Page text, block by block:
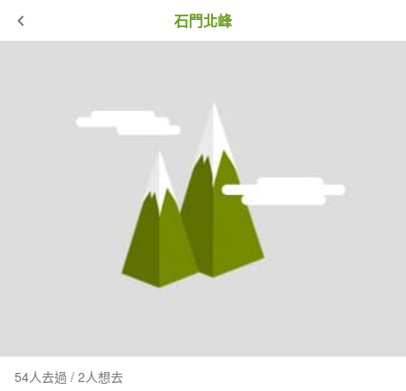
石門北峰
54人去過 / 2人想去